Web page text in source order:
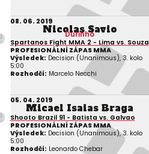
08. 06. 2019
Nicolas Savio
Durinho
Spartanos Fight MMA 2 - Lima vs. Souza
PROFESIONÁLNÍ ZÁPAS MMA
Výsledek: Decision (Unanimous), 3. kolo
5:00
Rozhodčí: Marcelo Necchi
05. 04. 2019
Micael Isaias Braga
Shooto Brazil 91 - Batista vs. Galvao
PROFESIONÁLNÍ ZÁPAS MMA
Výsledek: Decision (Unanimous), 3. kolo
5:00
Rozhodčí: Leonardo Chebar